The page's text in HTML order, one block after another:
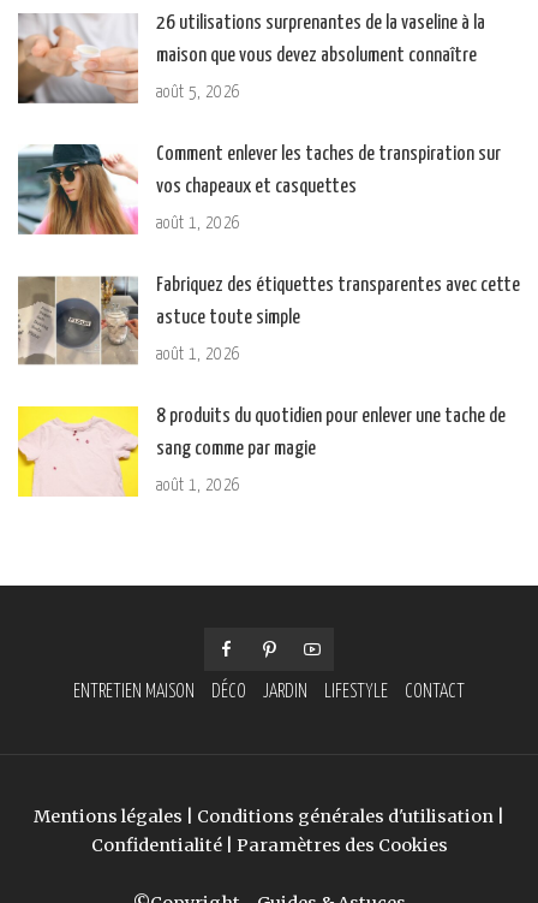
26 utilisations surprenantes de la vaseline à la
maison que vous devez absolument connaître
août 5, 2026
Comment enlever les taches de transpiration sur
vos chapeaux et casquettes
août 1, 2026
Fabriquez des étiquettes transparentes avec cette
astuce toute simple
août 1, 2026
8 produits du quotidien pour enlever une tache de
sang comme par magie
août 1, 2026
ENTRETIEN MAISON DÉCO JARDIN LIFESTYLE CONTACT
Mentions légales Conditions générales d'utilisation
Confidentialité| Paramètres des Cookies